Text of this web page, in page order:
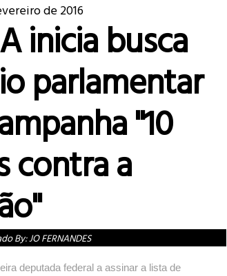
de 2016
inicia busca
parlamentar
"10
contra a
By:JO FERNANDES
deputada federal a assinar a lista de